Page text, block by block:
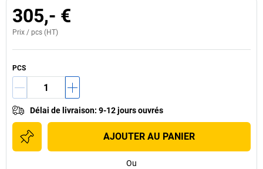
305,- €
Prix / pcs (HT)
PCS
Délai de livraison: 9-12 jours ouvrés
AJOUTER AU PANIER
Ou